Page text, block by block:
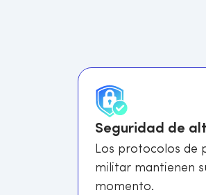
Seguridad de
Los protocolos de
militar mantienen
momento.